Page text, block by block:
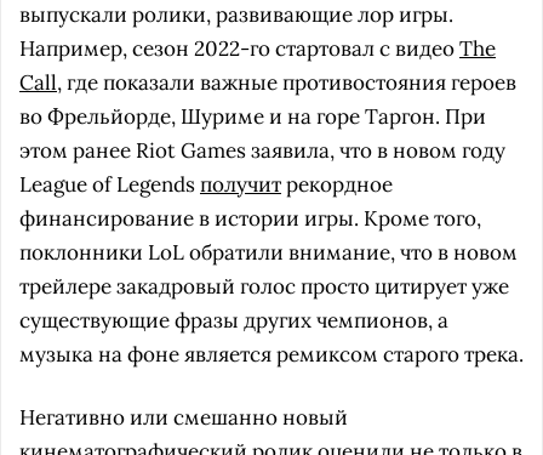
выпускали ролики, развивающие лор игры.
Например, сезон 2022-го стартовал с видеоThe
Call, где показали важные противостояния героев
во Фрельйорде, Шуриме и на горе Таргон. При
этом ранее Riot Games заявила, что в новом году
League of Legendsполучитрекордное
финансирование в истории игры. Кроме того,
поклонники LoL обратили внимание, что в новом
трейлере закадровый голос просто цитирует уже
существующие фразы других чемпионов, а
музыка на фоне является ремиксом старого трека.
Негативно или смешанно новый